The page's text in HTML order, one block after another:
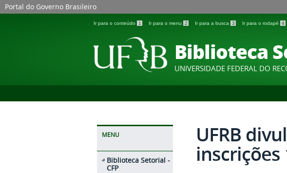
Portal do Governo Brasileiro
Ir para o conteúdo 1 Ir para o menu 2 Ir para a busca 3 Ir para o rodapé 4
Biblioteca
UNIVERSIDADE FEDERAL DO
MENU
Biblioteca Setorial -
CFP
UFRB
inscrições